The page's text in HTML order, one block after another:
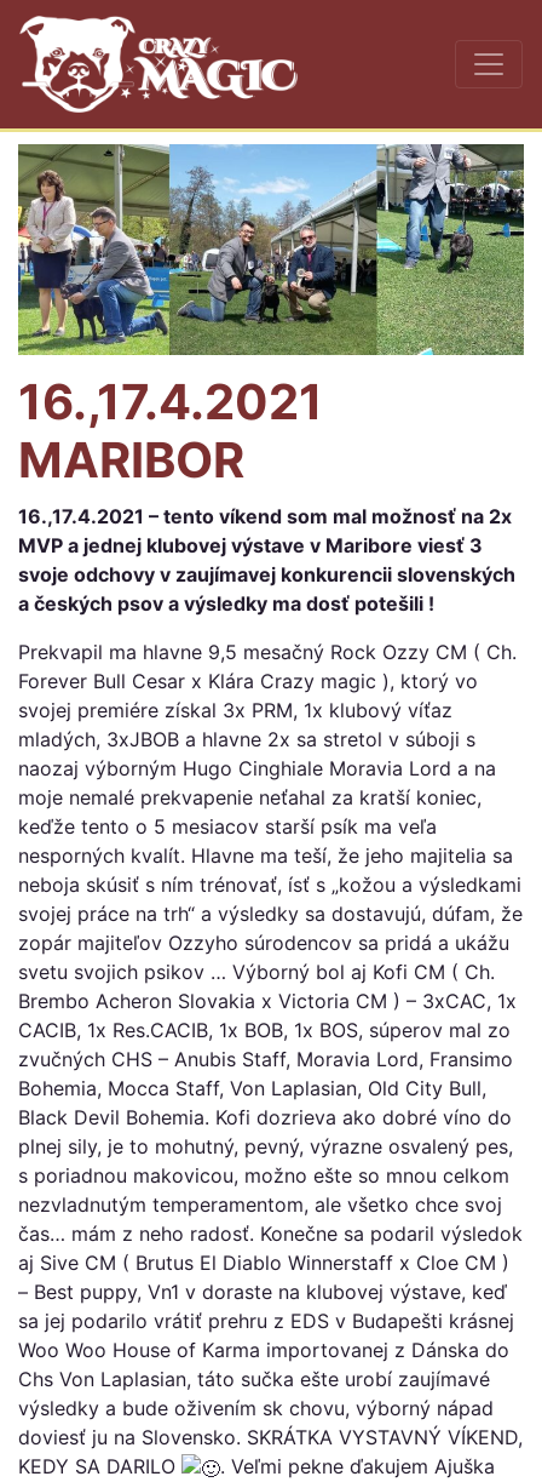
16.,17.4.2021
MARIBOR
16.,17.4.2021 – tento víkend som mal možnosť na 2x
MVP a jednej klubovej výstave v Maribore viesť 3
svoje odchovy v zaujímavej konkurencii slovenských
a českých psov a výsledky ma dosť potešili !
Prekvapil ma hlavne 9,5 mesačný Rock Ozzy CM ( Ch.
Forever Bull Cesar x Klára Crazy magic ), ktorý vo
svojej premiére získal 3x PRM, 1x klubový víťaz
mladých, 3xJBOB a hlavne 2x sa stretol v súboji s
naozaj výborným Hugo Cinghiale Moravia Lord a na
moje nemalé prekvapenie neťahal za kratší koniec,
keďže tento o 5 mesiacov starší psík ma veľa
nesporných kvalít. Hlavne ma teší, že jeho majitelia sa
neboja skúsiť s ním trénovať, ísť s „kožou a výsledkami
svojej práce na trh“ a výsledky sa dostavujú, dúfam, že
zopár majiteľov Ozzyho súrodencov sa pridá a ukážu
svetu svojich psikov … Výborný bol aj Kofi CM ( Ch.
Brembo Acheron Slovakia x Victoria CM ) – 3xCAC, 1x
CACIB, 1x Res.CACIB, 1x BOB, 1x BOS, súperov mal zo
zvučných CHS – Anubis Staff, Moravia Lord, Fransimo
Bohemia, Mocca Staff, Von Laplasian, Old City Bull,
Black Devil Bohemia. Kofi dozrieva ako dobré víno do
plnej sily, je to mohutný, pevný, výrazne osvalený pes,
s poriadnou makovicou, možno ešte so mnou celkom
nezvladnutým temperamentom, ale všetko chce svoj
čas… mám z neho radosť. Konečne sa podaril výsledok
aj Sive CM ( Brutus El Diablo Winnerstaff x Cloe CM )
– Best puppy, Vn1 v doraste na klubovej výstave, keď
sa jej podarilo vrátiť prehru z EDS v Budapešti krásnej
Woo Woo House of Karma importovanej z Dánska do
Chs Von Laplasian, táto sučka ešte urobí zaujímavé
výsledky a bude oživením sk chovu, výborný nápad
doviesť ju na Slovensko. SKRÁTKA VYSTAVNÝ VÍKEND,
KEDY SA DARILO
. Veľmi pekne ďakujem Ajuška